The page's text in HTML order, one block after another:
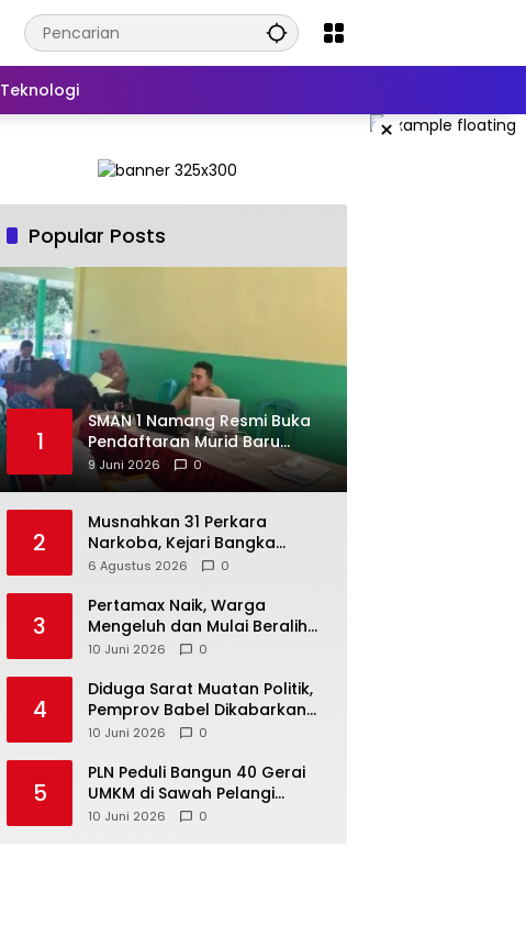
Teknologi
×
Popular Posts
1
SMAN 1 Namang Resmi Buka
Pendaftaran Murid Baru
2026/2027
9 Juni 2026 0
2
Musnahkan 31 Perkara
Narkoba, Kejari Bangka
Tengah Tegaskan Komitmen
Tuntas
6 Agustus 2026 0
3
‎Pertamax Naik, Warga
Mengeluh dan Mulai Beralih
ke Pertalite Meski Harus Antre
10 Juni 2026 0
4
‎Diduga Sarat Muatan Politik,
Pemprov Babel Dikabarkan
Lakukan Rotasi Besar-
10 Juni 2026 0
5
‎PLN Peduli Bangun 40 Gerai
UMKM di Sawah Pelangi
Namang, Dorong
10 Juni 2026 0